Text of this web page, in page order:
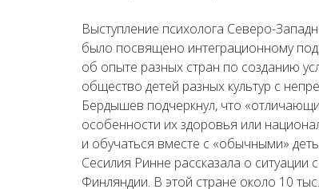
Выступление психолога Северо-
было посвящено интеграционному
об опыте разных стран по созданию
общество детей разных культур с
Бердышев подчеркнул, что
особенности их здоровья или
и обучаться вместе с «обычными»
Сесилия Ринне рассказала о
Финляндии. В этой стране около 10